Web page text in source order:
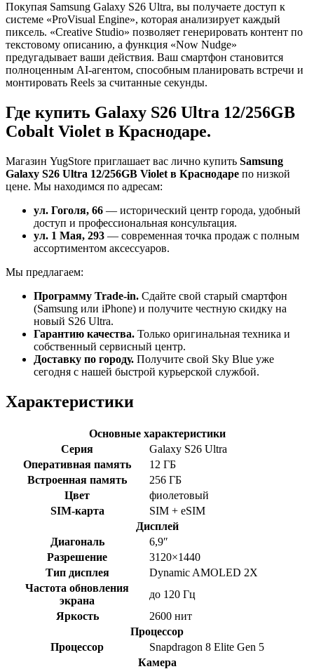
Покупая Samsung Galaxy S26 Ultra, вы получаете доступ к
системе «ProVisual Engine», которая анализирует каждый
пиксель. «Creative Studio» позволяет генерировать контент по
текстовому описанию, а функция «Now Nudge»
предугадывает ваши действия. Ваш смартфон становится
полноценным AI-агентом, способным планировать встречи и
монтировать Reels за считанные секунды.
Где купить Galaxy S26 Ultra 12/256GB
Cobalt Violet в Краснодаре.
Магазин YugStore приглашает вас лично купить Samsung
Galaxy S26 Ultra 12/256GB Violet в Краснодаре по низкой
цене. Мы находимся по адресам:
ул. Гоголя, 66 — исторический центр города, удобный
доступ и профессиональная консультация.
ул. 1 Мая, 293 — современная точка продаж с полным
ассортиментом аксессуаров.
Мы предлагаем:
Программу Trade-in. Сдайте свой старый смартфон
(Samsung или iPhone) и получите честную скидку на
новый S26 Ultra.
Гарантию качества. Только оригинальная техника и
собственный сервисный центр.
Доставку по городу. Получите свой Sky Blue уже
сегодня с нашей быстрой курьерской службой.
Характеристики
Основные характеристики
Серия
Galaxy S26 Ultra
Оперативная память
12 ГБ
Встроенная память
256 ГБ
Цвет
фиолетовый
SIM-карта
SIM + eSIM
Дисплей
Диагональ
6,9″
Разрешение
3120×1440
Тип дисплея
Dynamic AMOLED 2X
Частота обновления
экрана
до 120 Гц
Яркость
2600 нит
Процессор
Процессор
Snapdragon 8 Elite Gen 5
Камера